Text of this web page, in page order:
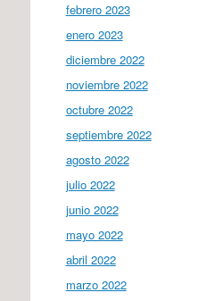
febrero 2023
enero 2023
diciembre 2022
noviembre 2022
octubre 2022
septiembre 2022
agosto 2022
julio 2022
junio 2022
mayo 2022
abril 2022
marzo 2022